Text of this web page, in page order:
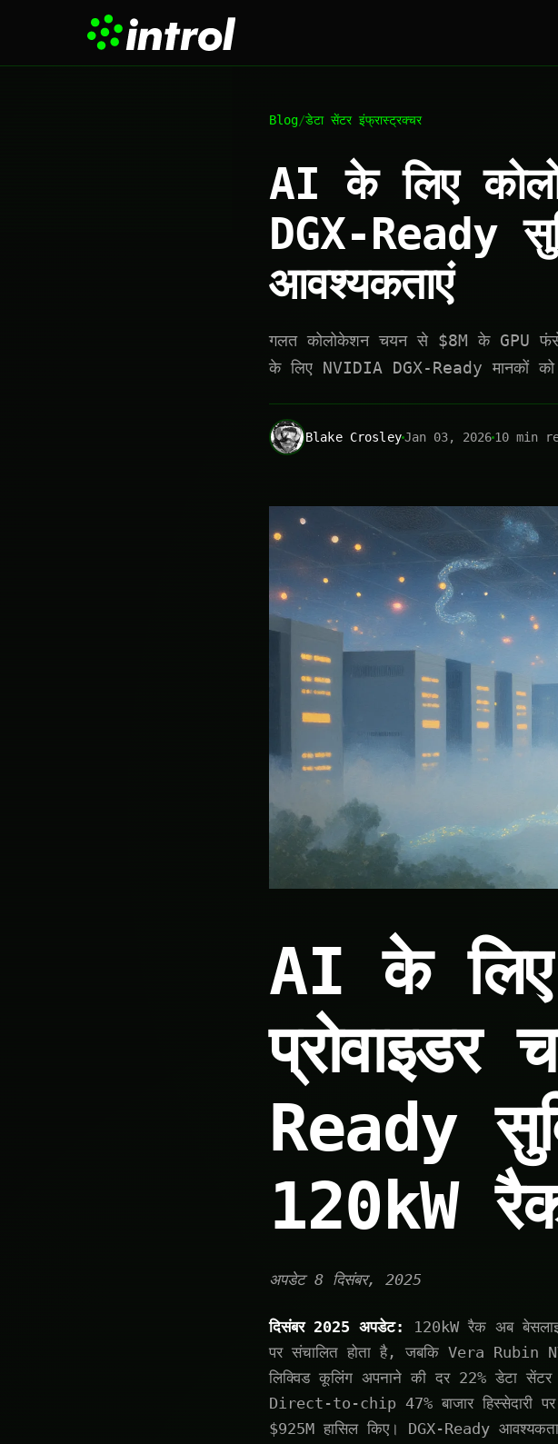
Blog/डेटा सेंटर इंफ्रास्ट्रक्चर
AI के लिए
DGX-Ready
आवश्यकताएं
गलत कोलोकेशन चयन से $8M के GPU
के लिए NVIDIA DGX-Ready मानकों
Blake CrosleyJan 03, 202610 min
AI के लिए
Ready
120kW
अपडेट 8 दिसंबर, 2025
दिसंबर 2025 अपडेट:
120kW रैक अब
पर संचालित होता है, जबकि Vera Rubin
लिक्विड कूलिंग अपनाने की दर 22% डेटा
Direct-to-chip 47% बाजार हिस्सेदारी
$925M हासिल किए। DGX-Ready